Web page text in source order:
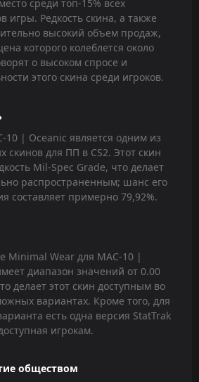
среди топ-15% всех
игры. Редкость скина, а также
высокий объем продаж,
которого колеблется около
о высоком спросе и
этого скина среди игроков.
10 | Oceanic является одним из
скинов для ПП в CS2. Этот скин
Mil-Spec Grade, что делает
распространенным; шанс его
составляет примерно 79,92%.
Minimal Wear для MAC-10 |
диапазон значений от 0.00
делает этот скин доступным во
вариантах. Кроме того, для
есть одна версия StatTrak
игрокам.
обществом